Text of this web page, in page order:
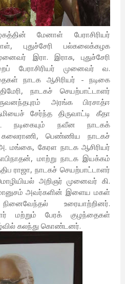
மேனாள் பேராசிரியர்
புதுச்சேரி பல்கலைக்கழக
இரா. இராசு, புதுச்சேரி
பேராசிரியர் முனைவர் வ.
நாடக ஆசிரியர் - நடிகை
நாடகச் செயற்பாட்டாளர்
அரங்க பிரசாத்ஈ
சேர்ந்த திருவாட்டி கீதா
நடிகையும் நவீன நாடகக்
கலைராணி, பெண்ணிய நாடகச்
மங்கை, கேரள நாடக ஆசிரியர்
மாற்று நாடக இயக்கம்
ராஜா, நாடகச் செயற்பாட்டாளர்
அறிஞர் முனைவர் கி.
அவர்களின் இளைய மகள்
உரையாற்றினர்.
மற்றும் பேரக் குழந்தைகள்
கலந்து கொண்டனர்.